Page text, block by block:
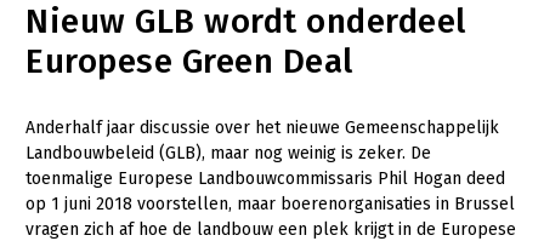
Goed eten
Mooi groen
Sterk ondernemerschap
Transitiepaden
Thema’s
Nieuw GLB wordt onderdeel
Europese Green Deal
Anderhalf jaar discussie over het nieuwe Gemeenschappelijk
Landbouwbeleid (GLB), maar nog weinig is zeker. De
toenmalige Europese Landbouwcommissaris Phil Hogan deed
op 1 juni 2018 voorstellen, maar boerenorganisaties in Brussel
vragen zich af hoe de landbouw een plek krijgt in de Europese